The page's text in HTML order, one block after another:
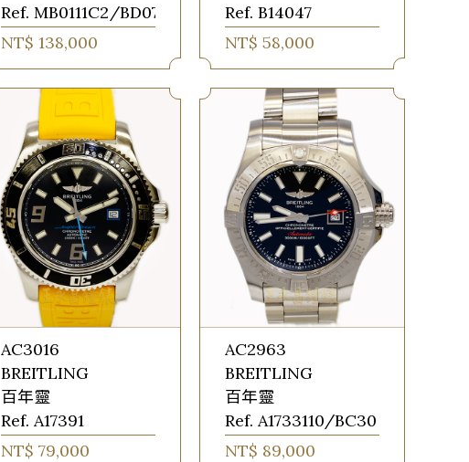
Ref. MB0111C2/BD07/153S/M20D.2
NT$ 138,000
Ref. B14047
NT$ 58,000
AC3016
BREITLING
百年靈
Ref. A17391
NT$ 79,000
AC2963
BREITLING
百年靈
Ref. A1733110/BC30
NT$ 89,000